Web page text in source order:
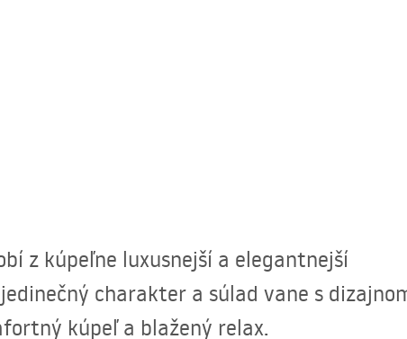
z kúpeľne luxusnejší a elegantnejší
charakter a súlad vane s
kúpeľ a blažený relax.